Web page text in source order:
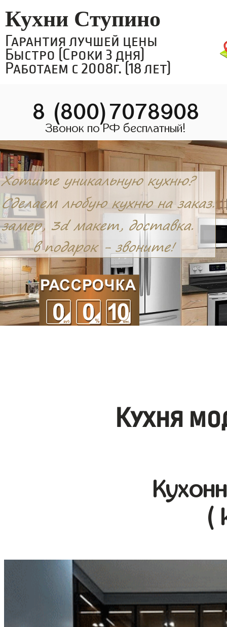
Кухни Ступино
Гарантия лучшей цены
Быстро (Сроки 3 дня)
Работаем с 2008г. (18 лет)
8 (800)7078908
Звонок по РФ бесплатный!
Кухня
(